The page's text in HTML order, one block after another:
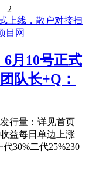
2
月10号正式
队长+Q：
行量：详见首页
益每日单边上涨
30%二代25%230